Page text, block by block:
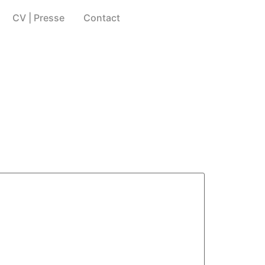
CV | Presse Contact